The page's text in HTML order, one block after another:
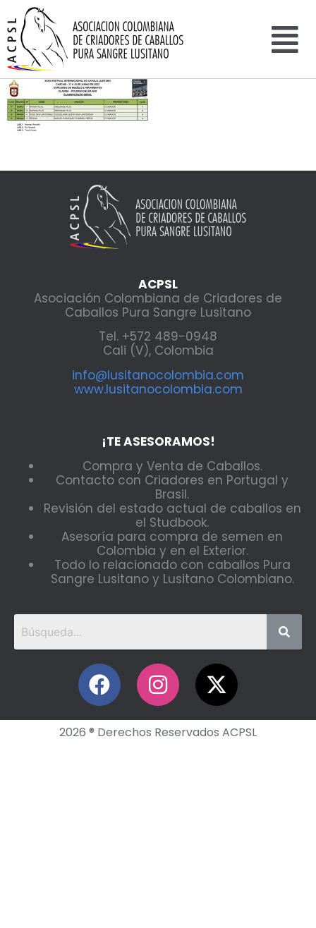
ACPSL
Asociación Colombiana de Criadores de
Caballos Pura Sangre Lusitano
Tel. +572 489-0948
Cali (V), Colombia
info@lusitanocolombia.com
www.lusitanocolombia.com
¡TE ASESORAMOS!
Compra y Venta de Caballos.
Contacto con Criadores en Portugal y
Brasil.
Revisión del estado actual de caballos en
el Studbook.
Asesoría para compra de semen en
Colombia y en el Exterior.
Todo lo relacionado con caballos Pura
Sangre Lusitano y Lusitano Colombiano.
2026 ® Derechos Reservados ACPSL